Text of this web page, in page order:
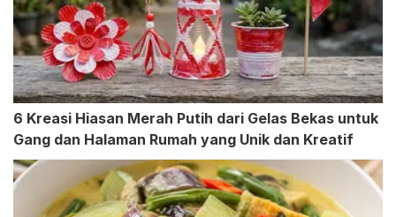
6 Kreasi Hiasan Merah Putih dari Gelas Bekas untuk
Gang dan Halaman Rumah yang Unik dan Kreatif